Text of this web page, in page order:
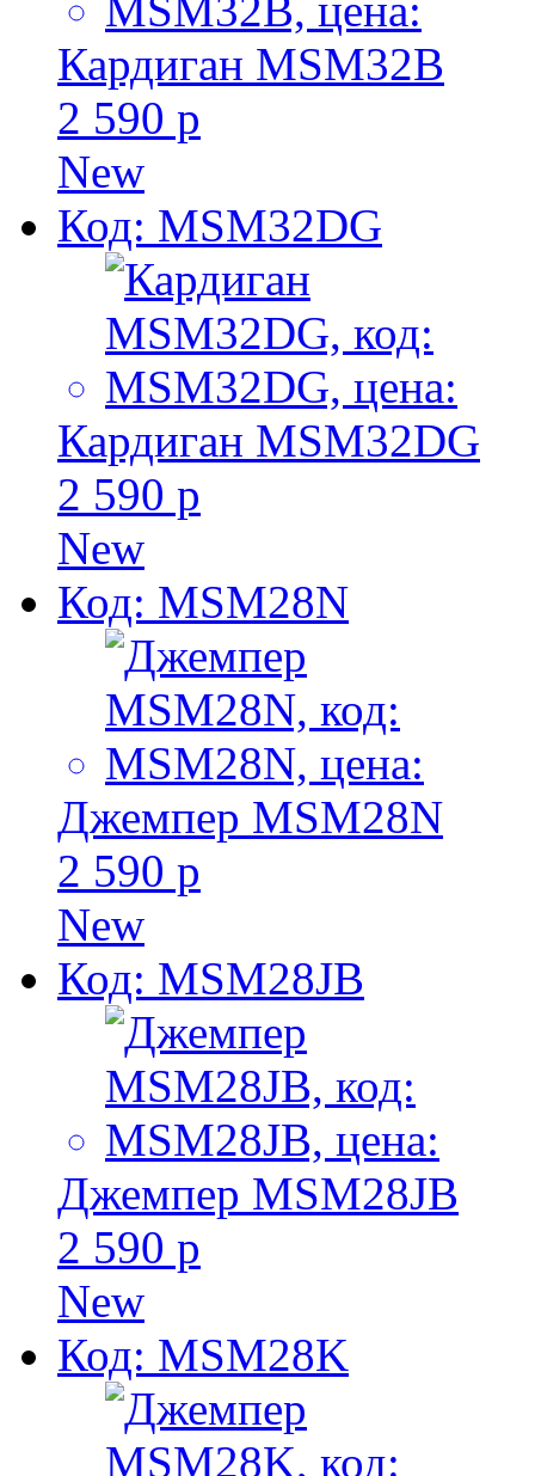
Кардиган MSM32B
2 590 р
New
Код: MSM32DG
Кардиган MSM32DG
2 590 р
New
Код: MSM28N
Джемпер MSM28N
2 590 р
New
Код: MSM28JB
Джемпер MSM28JB
2 590 р
New
Код: MSM28K